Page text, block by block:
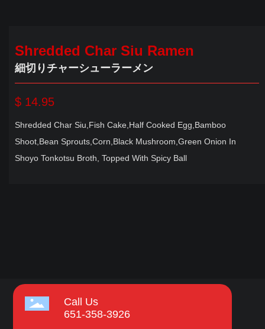
Shredded Char Siu Ramen
細切りチャーシューラーメン
$ 14.95
Shredded Char Siu,Fish Cake,Half Cooked Egg,Bamboo
Shoot,Bean Sprouts,Corn,Black Mushroom,Green Onion In
Shoyo Tonkotsu Broth, Topped With Spicy Ball
Call Us
651-358-3926